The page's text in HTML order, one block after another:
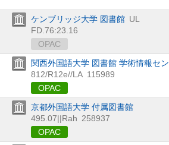
ケンブリッジ大学 図書館 UL
FD.76:23.16
OPAC
関西外国語大学 図書館 学術情報セ
812/R12e//LA 115989
OPAC
京都外国語大学 付属図書館
495.07||Rah 258937
OPAC